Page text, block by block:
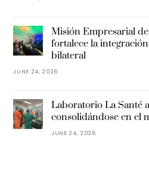
Misión Empresarial
fortalece la
bilateral
JUNE 24, 2026
Laboratorio La Santé
consolidándose en el
JUNE 24, 2026